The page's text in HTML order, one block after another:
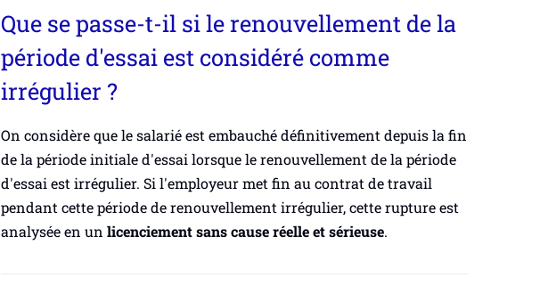
Que se passe-t-il si le renouvellement de la
période d'essai est considéré comme
irrégulier ?
On considère que le salarié est embauché définitivement depuis la fin
de la période initiale d'essai lorsque le renouvellement de la période
d'essai est irrégulier. Si l'employeur met fin au contrat de travail
pendant cette période de renouvellement irrégulier, cette rupture est
analysée en un licenciement sans cause réelle et sérieuse.